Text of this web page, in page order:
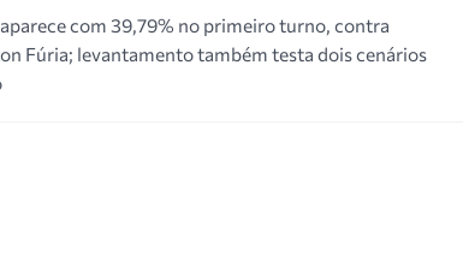
com 39,79% no primeiro turno, contra
Fúria; levantamento também testa dois cenários